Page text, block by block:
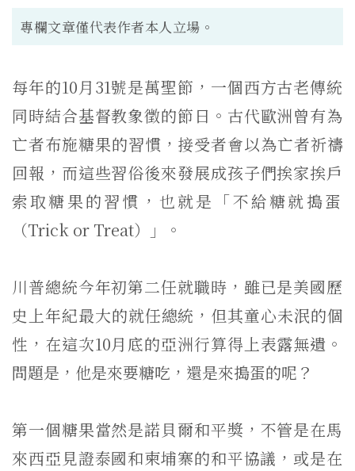
專欄文章僅代表作者本人立場。
每年的10月31號是萬聖節， 一個西方古老傳統
同時結合基督教象徵的節日。 古代歐洲曾有為
亡者布施糖果的習慣，接受者會以為亡者祈禱
回報， 而這些習俗後來發展成孩子們挨家挨戶
索取糖果的習慣，也就是「不給糖就搗蛋
（Trick or Treat）」。
川普總統今年初第二任就職時， 雖已是美國歷
史上年紀最大的就任總統，但其童心未泯的個
性， 在這次10月底的亞洲行算得上表露無遺。
問題是，他是來要糖吃， 還是來搗蛋的呢？
第一個糖果當然是諾貝爾和平獎， 不管是在馬
來西亞見證泰國和柬埔寨的和平協議， 或是在